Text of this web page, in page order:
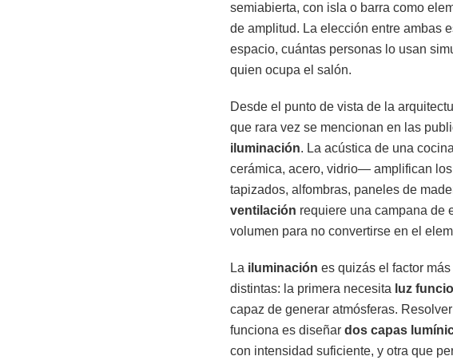
semiabierta, con isla o barra como
de amplitud. La elección entre ambas
espacio, cuántas personas lo usan
quien ocupa el salón.
Desde el punto de vista de la
que rara vez se mencionan en las
iluminación. La acústica de una
cerámica, acero, vidrio— amplifican
tapizados, alfombras, paneles de
ventilación requiere una campana de
volumen para no convertirse en el
La iluminación es quizás el factor
distintas: la primera necesita luz
capaz de generar atmósferas.
funciona es diseñar dos capas
con intensidad suficiente, y otra que